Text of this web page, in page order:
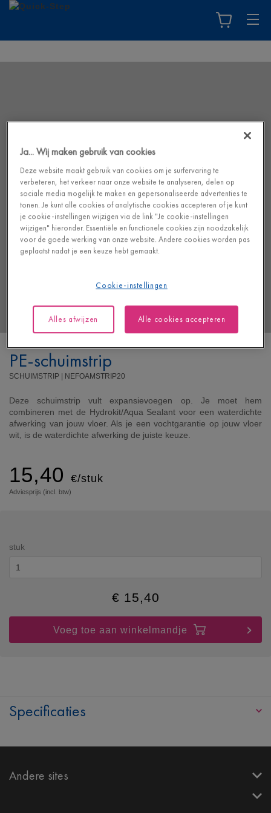
PE-schuimstrip
SCHUIMSTRIP | NEFOAMSTRIP20
Deze schuimstrip vult expansievoegen op. Je moet hem
combineren met de Hydrokit/Aqua Sealant voor een waterdichte
afwerking van jouw vloer. Als je een vochtgarantie op jouw vloer
wit, is de waterdichte afwerking de juiste keuze.
15,40 €/stuk
Adviesprijs (incl. btw)
stuk
€ 15,40
Voeg toe aan winkelmandje
Specificaties
Andere sites
Ja... Wij maken gebruik van cookies
Deze website maakt gebruik van cookies om je surfervaring te
verbeteren, het verkeer naar onze website te analyseren, delen op
sociale media mogelijk te maken en gepersonaliseerde advertenties te
tonen. Je kunt alle cookies of analytische cookies accepteren of je kunt
je cookie-instellingen wijzigen via de link "Je cookie-instellingen
wijzigen" hieronder. Essentiële en functionele cookies zijn noodzakelijk
voor de goede werking van onze website. Andere cookies worden pas
geplaatst nadat je een keuze hebt gemaakt.
Cookie-instellingen
Alles afwijzen Alle cookies accepteren